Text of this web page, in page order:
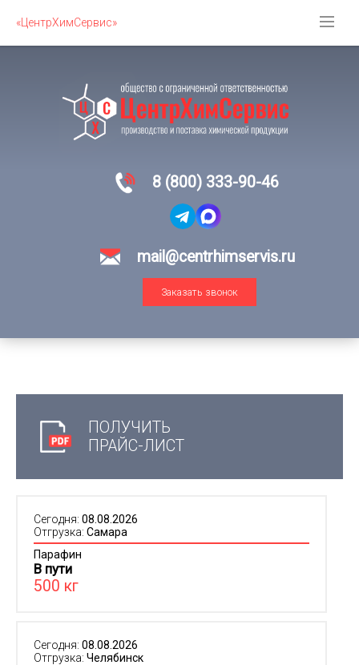
«ЦентрХимСервис»
8 (800) 333-90-46
mail@centrhimservis.ru
Заказать звонок
ПОЛУЧИТЬ
ПРАЙС-ЛИСТ
Сегодня: 08.08.2026
Отгрузка: Самара
Парафин
В пути
500 кг
Сегодня: 08.08.2026
Отгрузка: Челябинск